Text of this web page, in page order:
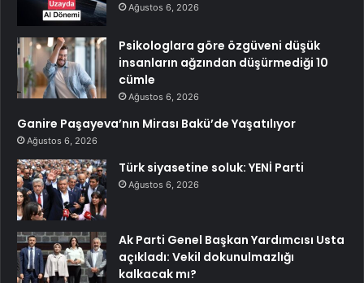
Ağustos 6, 2026
Psikologlara göre özgüveni düşük
insanların ağzından düşürmediği 10
cümle
Ağustos 6, 2026
Ganire Paşayeva’nın Mirası Bakü’de Yaşatılıyor
Ağustos 6, 2026
Türk siyasetine soluk: YENİ Parti
Ağustos 6, 2026
Ak Parti Genel Başkan Yardımcısı Usta
açıkladı: Vekil dokunulmazlığı
kalkacak mı?